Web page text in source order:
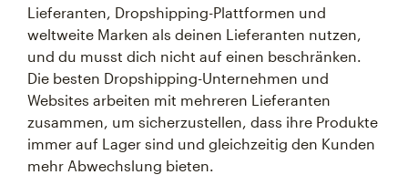
Lieferanten, Dropshipping-Plattformen und
weltweite Marken als deinen Lieferanten nutzen,
und du musst dich nicht auf einen beschränken.
Die besten Dropshipping-Unternehmen und
Websites arbeiten mit mehreren Lieferanten
zusammen, um sicherzustellen, dass ihre Produkte
immer auf Lager sind und gleichzeitig den Kunden
mehr Abwechslung bieten.